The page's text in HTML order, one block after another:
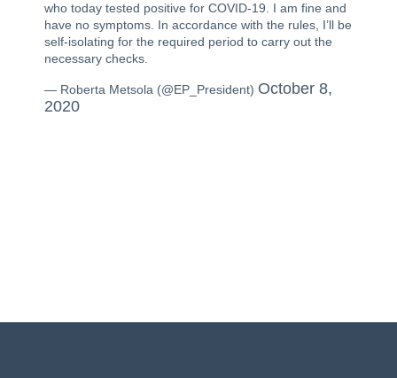
who today tested positive for COVID-19. I am fine and
have no symptoms. In accordance with the rules, I’ll be
self-isolating for the required period to carry out the
necessary checks.
— Roberta Metsola (@EP_President) October 8,
2020